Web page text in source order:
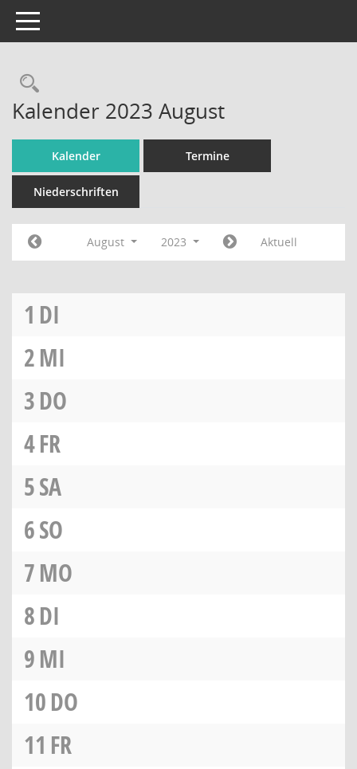
Toggle navigation
Rechercheauswahl
Kalender 2023 August
Kalender Termine
Niederschriften
August 2023 Aktuell
1 DI
2MI
3DO
4FR
5SA
6SO
7MO
8DI
9MI
10DO
11 FR